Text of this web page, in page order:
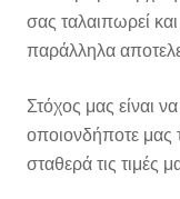
σας ταλαιπωρεί
παράλληλα
Στόχος μας είναι
οποιονδήποτε μας
σταθερά τις τιμές